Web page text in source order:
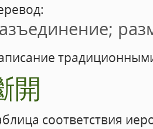
開
соответствия